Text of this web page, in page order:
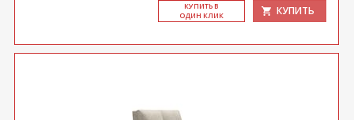
КУ­ПИТЬ В
ОДИН КЛИК
КУПИТЬ